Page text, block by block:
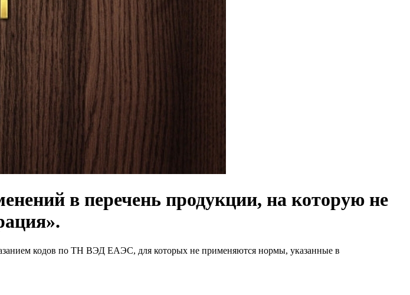
в перечень продукции, на которую не
кодов по ТН ВЭД ЕАЭС, для которых не применяются нормы, указанные в